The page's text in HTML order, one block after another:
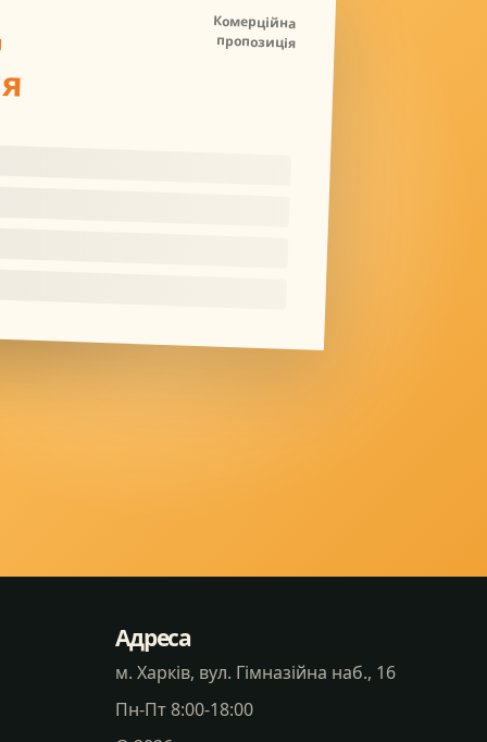
Комерційна
пропозиція
Адреса
м. Харків, вул. Гімназійна наб., 16
Пн-Пт 8:00-18:00